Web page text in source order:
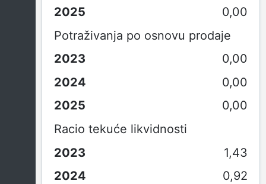
0,00
Potraživanja po osnovu prodaje
0,00
0,00
0,00
Racio tekuće likvidnosti
1,43
0,92